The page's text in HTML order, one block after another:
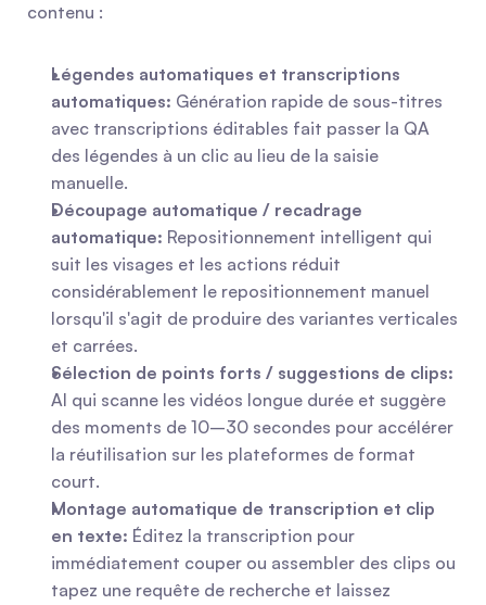
contenu :
Légendes automatiques et transcriptions
automatiques: Génération rapide de sous-titres
avec transcriptions éditables fait passer la QA
des légendes à un clic au lieu de la saisie
manuelle.
Découpage automatique / recadrage
automatique: Repositionnement intelligent qui
suit les visages et les actions réduit
considérablement le repositionnement manuel
lorsqu'il s'agit de produire des variantes verticales
et carrées.
Sélection de points forts / suggestions de clips:
AI qui scanne les vidéos longue durée et suggère
des moments de 10–30 secondes pour accélérer
la réutilisation sur les plateformes de format
court.
Montage automatique de transcription et clip
en texte: Éditez la transcription pour
immédiatement couper ou assembler des clips ou
tapez une requête de recherche et laissez